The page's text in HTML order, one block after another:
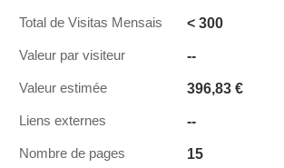
Total de Visitas Mensais < 300
Valeur par visiteur --
Valeur estimée 396,83 €
Liens externes --
Nombre de pages 15